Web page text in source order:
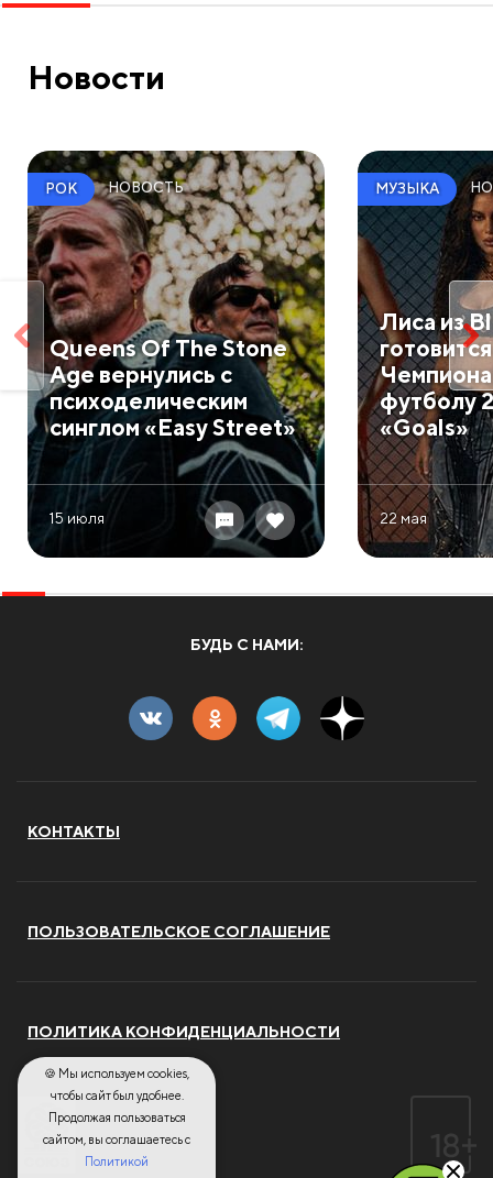
Новости
РОК НОВОСТЬ
Queens Of The Stone
Age вернулись с
психоделическим
синглом «Easy Street»
15 июля
МУЗЫКА
Лиса из
футболу
«Goals»
22 мая
БУДЬ С НАМИ:
КОНТАКТЫ
ПОЛЬЗОВАТЕЛЬСКОЕ СОГЛАШЕНИЕ
ПОЛИТИКА КОНФИДЕНЦИАЛЬНОСТИ
🍪 Мы используем cookies,
чтобы сайт был удобнее.
Продолжая пользоваться
сайтом, вы соглашаетесь с
Политикой